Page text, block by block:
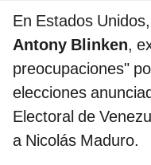
En Estados
Antony Blinken,
preocupaciones"
elecciones
Electoral de
a Nicolás Maduro.